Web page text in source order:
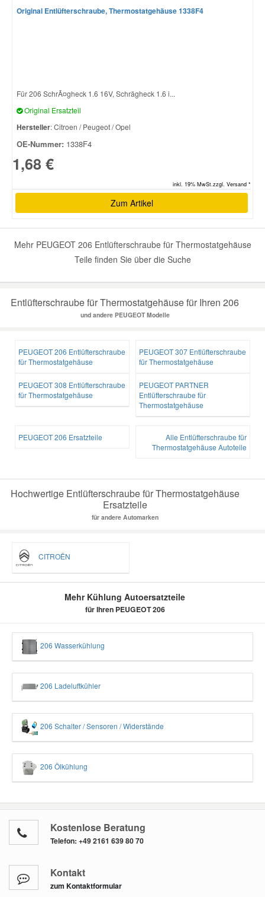
Original Entlüfterschraube, Thermostatgehäuse 1338F4
Für 206 SchrÃ¤gheck 1.6 16V, Schrägheck 1.6 i...
Original Ersatzteil
Hersteller: Citroen / Peugeot / Opel
OE-Nummer: 1338F4
1,68 €
inkl. 19% MwSt.zzgl. Versand *
Zum Artikel
Mehr PEUGEOT 206 Entlüfterschraube für Thermostatgehäuse
Teile finden Sie über die Suche
Entlüfterschraube für Thermostatgehäuse für Ihren 206
und andere PEUGEOT Modelle
PEUGEOT 206 Entlüfterschraube
für Thermostatgehäuse
PEUGEOT 307 Entlüfterschraube
für Thermostatgehäuse
PEUGEOT 308 Entlüfterschraube
für Thermostatgehäuse
PEUGEOT PARTNER
Entlüfterschraube für
Thermostatgehäuse
PEUGEOT 206 Ersatzteile
Alle Entlüfterschraube für
Thermostatgehäuse Autoteile
Hochwertige Entlüfterschraube für Thermostatgehäuse
Ersatzteile
für andere Automarken
CITROËN
Mehr Kühlung Autoersatzteile
für Ihren PEUGEOT 206
206 Wasserkühlung
206 Ladeluftkühler
206 Schalter / Sensoren / Widerstände
206 Ölkühlung
Kostenlose Beratung
Telefon: +49 2161 639 80 70
Kontakt
zum Kontaktformular
Toyota Ersatzteile
Vauxhall Ersatzteile
Volvo Ersatzteile